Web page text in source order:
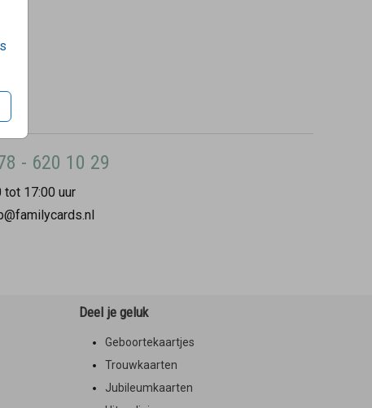
- 620 10 29
tot 17:00 uur
Deel je geluk
Geboortekaartjes
Trouwkaarten
Jubileumkaarten